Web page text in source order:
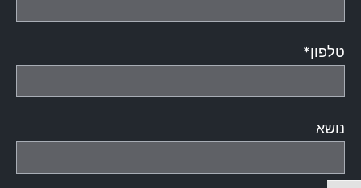
טלפון*
נושא